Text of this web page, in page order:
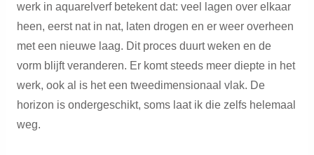
werk in aquarelverf betekent dat: veel lagen over elkaar
heen, eerst nat in nat, laten drogen en er weer overheen
met een nieuwe laag. Dit proces duurt weken en de
vorm blijft veranderen. Er komt steeds meer diepte in het
werk, ook al is het een tweedimensionaal vlak. De
horizon is ondergeschikt, soms laat ik die zelfs helemaal
weg.